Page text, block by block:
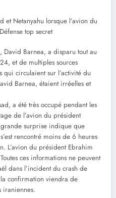
et Netanyahu lorsque l’avion du
top secret
David Barnea, a disparu tout au
et de multiples sources
qui circulaient sur l’activité du
Barnea, étaient irréelles et
a été très occupé pendant les
de l’avion du président
surprise indique que
rencontré moins de 6 heures
L’avion du président Ebrahim
ces informations ne peuvent
dans l’incident du crash de
confirmation viendra de
iraniennes.